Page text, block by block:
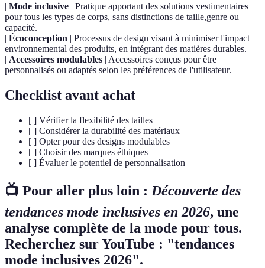
| Mode inclusive | Pratique apportant des solutions vestimentaires
pour tous les types de corps, sans distinctions de taille,genre ou
capacité.
| Écoconception | Processus de design visant à minimiser l'impact
environnemental des produits, en intégrant des matières durables.
| Accessoires modulables | Accessoires conçus pour être
personnalisés ou adaptés selon les préférences de l'utilisateur.
Checklist avant achat
[ ] Vérifier la flexibilité des tailles
[ ] Considérer la durabilité des matériaux
[ ] Opter pour des designs modulables
[ ] Choisir des marques éthiques
[ ] Évaluer le potentiel de personnalisation
📺 Pour aller plus loin : Découverte des
tendances mode inclusives en 2026, une
analyse complète de la mode pour tous.
Recherchez sur YouTube : "tendances
mode inclusives 2026".